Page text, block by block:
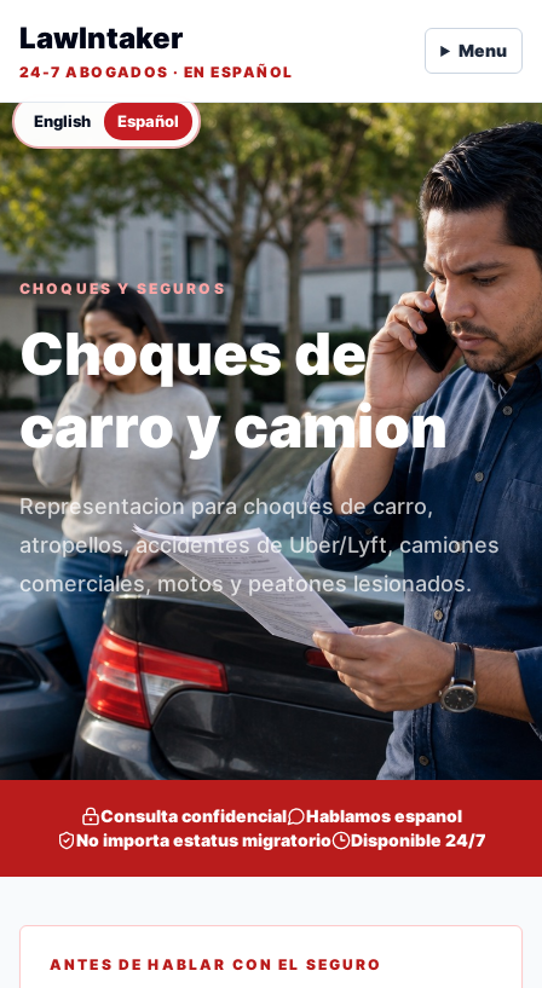
English Español
LawIntaker
24-7 ABOGADOS · EN ESPAÑOL
Menu
CHOQUES Y SEGUROS
Choques de
carro y camion
Representacion para choques de carro,
atropellos, accidentes de Uber/Lyft, camiones
comerciales, motos y peatones lesionados.
Consulta confidencial
Hablamos espanol
No importa estatus migratorio
Disponible 24/7
ANTES DE HABLAR CON EL SEGURO